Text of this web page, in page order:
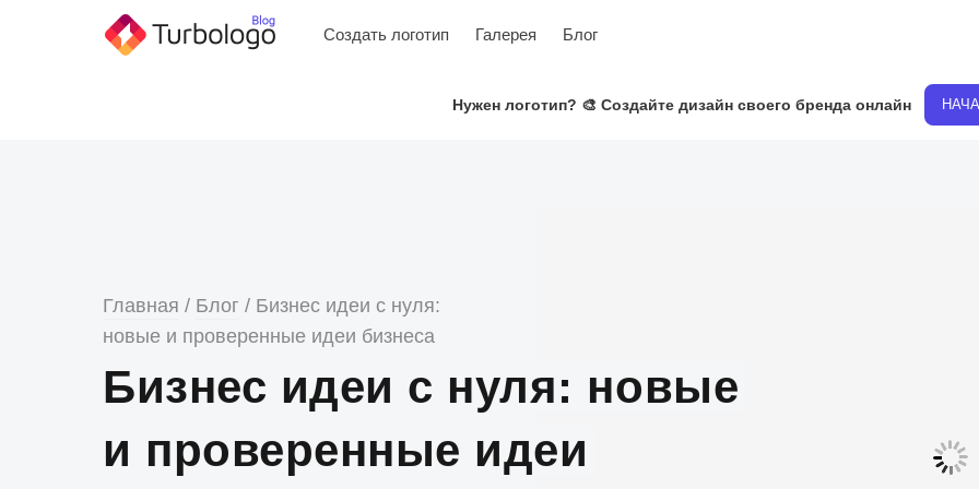
Создать логотип Галерея Блог
Нужен логотип? 🎨 Создайте дизайн своего бренда онлайн
Главная / Блог / Бизнес идеи с нуля:
новые и проверенные идеи бизнеса
Бизнес идеи с нуля: новые
и проверенные идеи